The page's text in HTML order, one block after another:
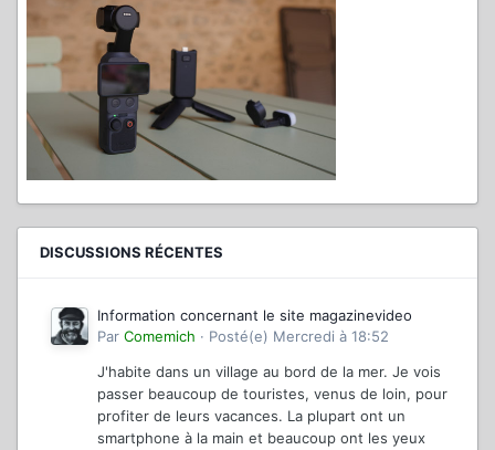
DISCUSSIONS RÉCENTES
Information concernant le site magazinevideo
Par Comemich · Posté(e) Mercredi à 18:52
J'habite dans un village au bord de la mer. Je vois
passer beaucoup de touristes, venus de loin, pour
profiter de leurs vacances. La plupart ont un
smartphone à la main et beaucoup ont les yeux